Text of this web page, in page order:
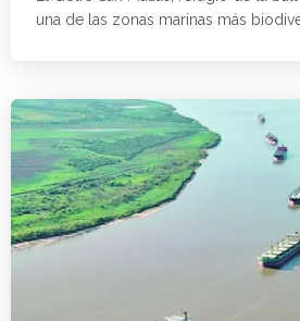
una de las zonas marinas más